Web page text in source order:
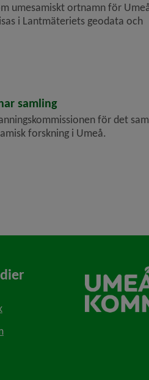
umesamiskt ortnamn för
i Lant­mäteriets geodata och
samling
för det
forskning i Umeå.